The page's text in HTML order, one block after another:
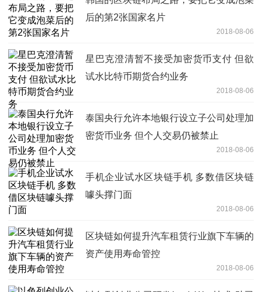
后的第2张国家名片
2018-08-06
星巴克澄清暂不接受加密货币支付 但欲
试水比特币期货合约业务
2018-08-06
泰国央行允许本地银行设立子公司处理加
密货币业务 但个人交易仍被禁止
2018-08-06
手机企业试水区块链手机 多数借区块链
噱头撑门面
2018-08-06
区块链如何提升汽车租赁行业旗下车辆的
资产使用寿命管控
2018-08-06